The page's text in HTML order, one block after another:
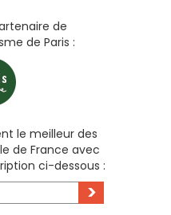
de
de Paris :
le meilleur des
de France avec
ci-dessous :
>